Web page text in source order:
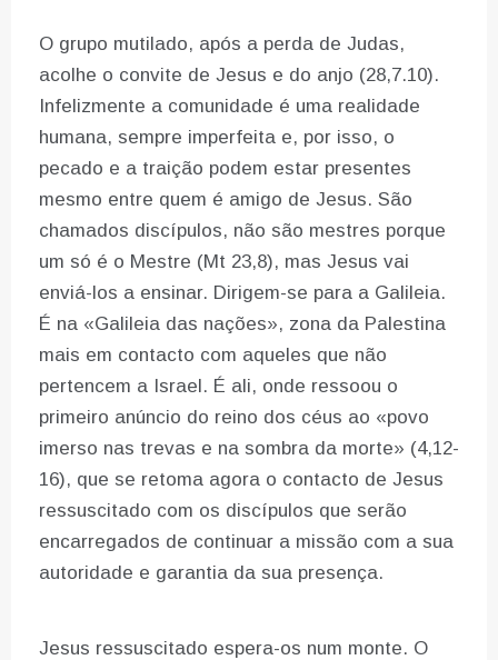
O grupo mutilado, após a perda de Judas,
acolhe o convite de Jesus e do anjo (28,7.10).
Infelizmente a comunidade é uma realidade
humana, sempre imperfeita e, por isso, o
pecado e a traição podem estar presentes
mesmo entre quem é amigo de Jesus. São
chamados discípulos, não são mestres porque
um só é o Mestre (Mt 23,8), mas Jesus vai
enviá-los a ensinar. Dirigem-se para a Galileia.
É na «Galileia das nações», zona da Palestina
mais em contacto com aqueles que não
pertencem a Israel. É ali, onde ressoou o
primeiro anúncio do reino dos céus ao «povo
imerso nas trevas e na sombra da morte» (4,12-
16), que se retoma agora o contacto de Jesus
ressuscitado com os discípulos que serão
encarregados de continuar a missão com a sua
autoridade e garantia da sua presença.
Jesus ressuscitado espera-os num monte. O